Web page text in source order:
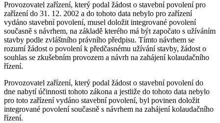
Provozovatel zařízení, který podal žádost o stavební povolení pro
zařízení do 31. 12. 2002 a do tohoto data nebylo pro zařízení
vydáno stavební povolení, musel doložit integrované povolení
současně s návrhem, na základě kterého má být započato s užíváním
stavby podle zvláštního právního předpisu. Tímto návrhem se
rozumí žádost o povolení k předčasnému užívání stavby, žádost o
souhlas se zkušebním provozem a návrh na zahájení kolaudačního
řízení.
Provozovatel zařízení, který podal žádost o stavební povolení do
dne nabytí účinnosti tohoto zákona a jestliže do tohoto data nebylo
pro toto zařízení vydáno stavební povolení, byl povinen doložit
integrované povolení současně s návrhem na zahájení kolaudačního
řízení.